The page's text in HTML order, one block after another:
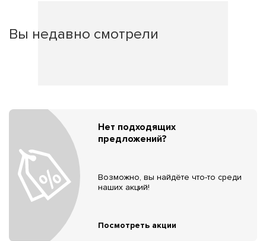
Вы недавно смотрели
Нет подходящих
предложений?
Возможно, вы найдёте что-то среди
наших акций!
Посмотреть акции